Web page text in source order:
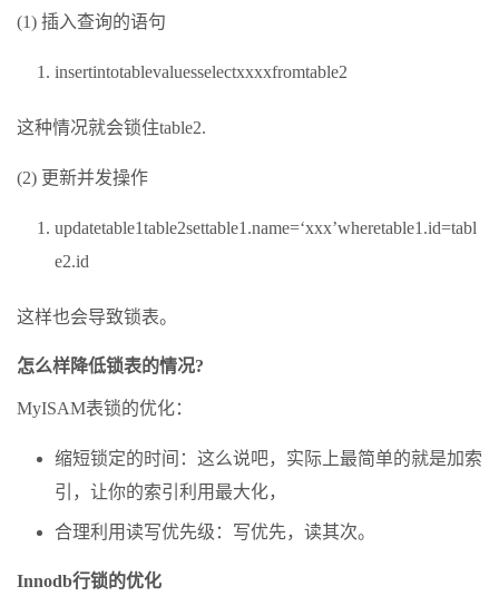
(1) 插入查询的语句
insertintotablevaluesselectxxxxfromtable2
这种情况就会锁住table2.
(2) 更新并发操作
updatetable1table2settable1.name=‘xxx’wheretable1.id=tabl
e2.id
这样也会导致锁表。
怎么样降低锁表的情况?
MyISAM表锁的优化：
缩短锁定的时间：这么说吧，实际上最简单的就是加索
引，让你的索引利用最大化，
合理利用读写优先级：写优先，读其次。
Innodb行锁的优化